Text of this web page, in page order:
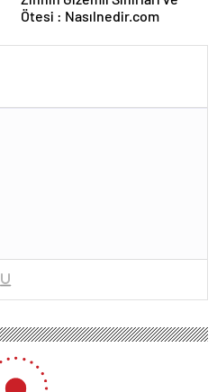
Ötesi : Nasılnedir.com